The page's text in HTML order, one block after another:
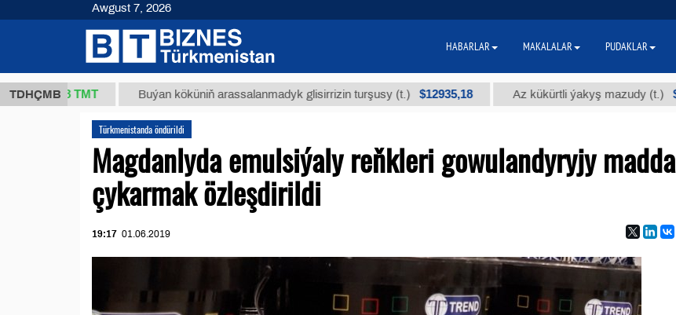
TDHÇMB
37,8 ТМТ Buýan köküniň arassalanmadyk glisirrizin turşusy (t.) $12935,18 Az kükürtli ýakyş mazudy (t.) $300
Türkmenistanda öndürildi
Magdanlyda emulsiýaly reňkleri gowulandyryjy madda
çykarmak özleşdirildi
19:17 01.06.2019
Awgust 7, 2026
HABARLAR MAKALALAR PUDAKLAR